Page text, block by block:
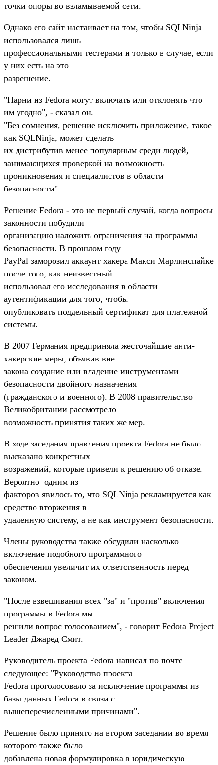
точки опоры во взламываемой сети.
Однако его сайт настаивает на том, чтобы SQLNinja
использовался лишь
профессиональными тестерами и только в случае, если
у них есть на это
разрешение.
"Парни из Fedora могут включать или отклонять что
им угодно", - сказал он.
"Без сомнения, решение исключить приложение, такое
как SQLNinja, может сделать
их дистрибутив менее популярным среди людей,
занимающихся проверкой на возможность
проникновения и специалистов в области
безопасности".
Решение Fedora - это не первый случай, когда вопросы
законности побудили
организацию наложить ограничения на программы
безопасности. В прошлом году
PayPal заморозил аккаунт хакера Макси Марлинспайке
после того, как неизвестный
использовал его исследования в области
аутентификации для того, чтобы
опубликовать поддельный сертификат для платежной
системы.
В 2007 Германия предприняла жесточайшие анти-
хакерские меры, объявив вне
закона создание или владение инструментами
безопасности двойного назначения
(гражданского и военного). В 2008 правительство
Великобритании рассмотрело
возможность принятия таких же мер.
В ходе заседания правления проекта Fedora не было
высказано конкретных
возражений, которые привели к решению об отказе.
Вероятно одним из
факторов явилось то, что SQLNinja рекламируется как
средство вторжения в
удаленную систему, а не как инструмент безопасности.
Члены руководства также обсудили насколько
включение подобного программного
обеспечения увеличит их ответственность перед
законом.
"После взвешивания всех "за" и "против" включения
программы в Fedora мы
решили вопрос голосованием", - говорит Fedora Project
Leader Джаред Смит.
Руководитель проекта Fedora написал по почте
следующее: "Руководство проекта
Fedora проголосовало за исключение программы из
базы данных Fedora в связи с
вышеперечисленными причинами".
Решение было принято на втором заседании во время
которого также было
добавлена новая формулировка в юридическую